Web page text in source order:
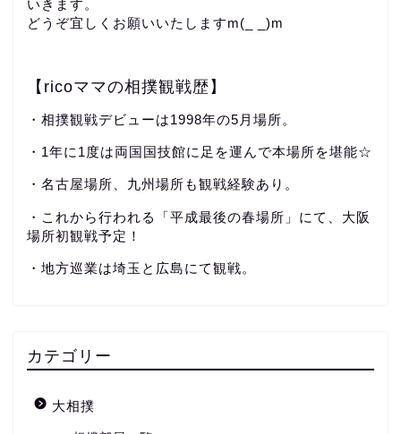
いきます。
どうぞ宜しくお願いいたしますm(_ _)m
【ricoママの相撲観戦歴】
・相撲観戦デビューは1998年の5月場所。
・1年に1度は両国国技館に足を運んで本場所を堪能☆
・名古屋場所、九州場所も観戦経験あり。
・これから行われる「平成最後の春場所」にて、大阪
場所初観戦予定！
・地方巡業は埼玉と広島にて観戦。
カテゴリー
大相撲